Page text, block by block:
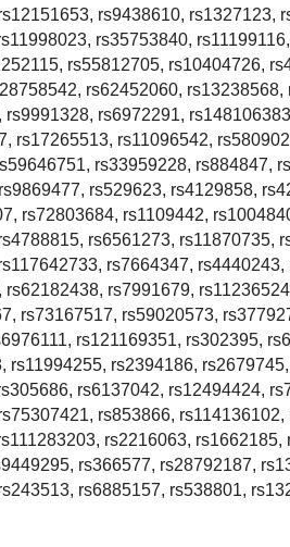
rs9438610, rs1327123,
rs35753840,
rs55812705, rs10404726,
rs62452060,
rs6972291,
rs17265513, rs11096542,
rs33959228, rs884847,
rs529623, rs4129858,
rs72803684, rs1109442,
rs6561273, rs11870735,
rs7664347,
rs7991679,
rs73167517, rs59020573,
rs121169351, rs302395,
rs2394186,
rs6137042, rs12494424,
rs853866,
rs2216063,
rs366577, rs28792187,
rs6885157, rs538801,